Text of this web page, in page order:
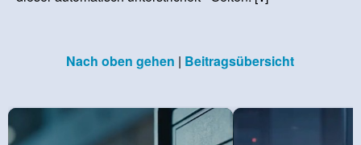
Nach oben gehen | Beitragsübersicht